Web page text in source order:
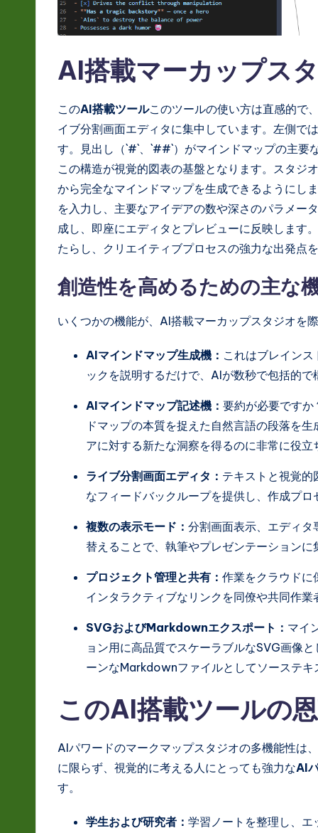
ft
In
AI搭載マーカップス
このAI搭載ツールこのツールの使い方は直感的で
イブ分割画面エディタに集中しています。左側で
す。見出し（`#`、`##`）がマインドマップの主要
この構造が視覚的図表の基盤となります。スタジ
から完全なマインドマップを生成できるようにし
を入力し、主要なアイデアの数や深さのパラメー
成し、即座にエディタとプレビューに反映します
たらし、クリエイティブプロセスの強力な出発点を
創造性を高めるための主な
いくつかの機能が、AI搭載マーカップスタジオを
AIマインドマップ生成機： これはブレイン
ックを説明するだけで、AIが数秒で包括的で
AIマインドマップ記述機： 要約が必要です
ドマップの本質を捉えた自然言語の段落を
アに対する新たな洞察を得るのに非常に役立
ライブ分割画面エディタ： テキストと視覚的
なフィードバックループを提供し、作成プロ
複数の表示モード： 分割画面表示、エディタ
替えることで、執筆やプレゼンテーションに
プロジェクト管理と共有： 作業をクラウドに
インタラクティブなリンクを同僚や共同作業
SVGおよびMarkdownエクスポート： マイ
ョン用に高品質でスケーラブルなSVG画像
ーンなMarkdownファイルとしてソーステキ
このAI搭載ツールの
AIパワードのマークマップスタジオの多機能性は
に限らず、視覚的に考える人にとっても強力なAI
す。
学生および研究者： 学習ノートを整理し、